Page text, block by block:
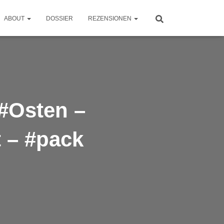
ABOUT DOSSIER REZENSIONEN
–
#pack